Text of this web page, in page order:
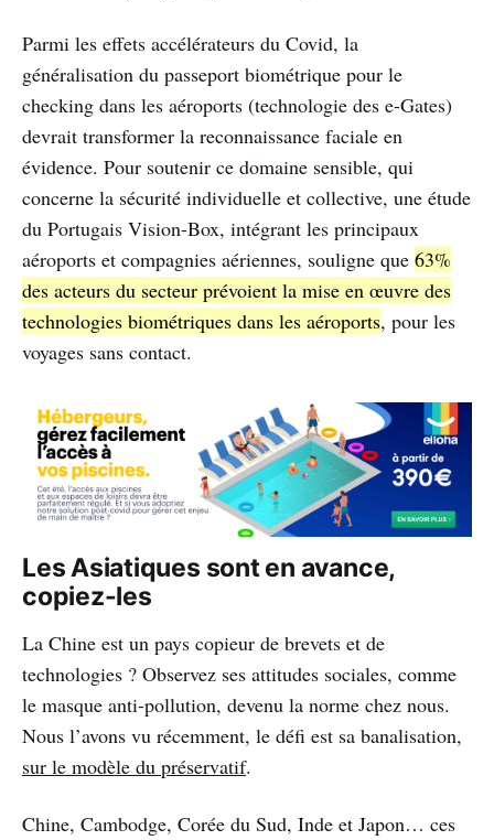
Parmi les effets accélérateurs du Covid, la
généralisation du passeport biométrique pour le
checking dans les aéroports (technologie des e-Gates)
devrait transformer la reconnaissance faciale en
évidence. Pour soutenir ce domaine sensible, qui
concerne la sécurité individuelle et collective, une étude
du Portugais Vision-Box, intégrant les principaux
aéroports et compagnies aériennes, souligne que 63%
des acteurs du secteur prévoient la mise en œuvre des
technologies biométriques dans les aéroports, pour les
voyages sans contact.
Les Asiatiques sont en avance,
copiez-les
La Chine est un pays copieur de brevets et de
technologies ? Observez ses attitudes sociales, comme
le masque anti-pollution, devenu la norme chez nous.
Nous l’avons vu récemment, le défi est sa banalisation,
sur le modèle du préservatif.
Chine, Cambodge, Corée du Sud, Inde et Japon… ces